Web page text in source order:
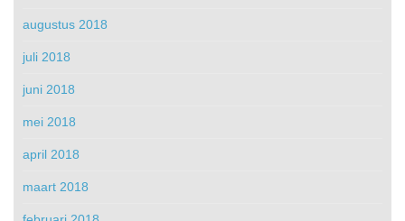
augustus 2018
juli 2018
juni 2018
mei 2018
april 2018
maart 2018